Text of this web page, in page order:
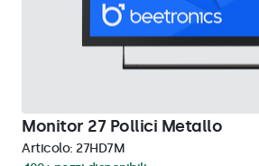
Monitor 27 Pollici Metallo
Articolo: 27HD7M